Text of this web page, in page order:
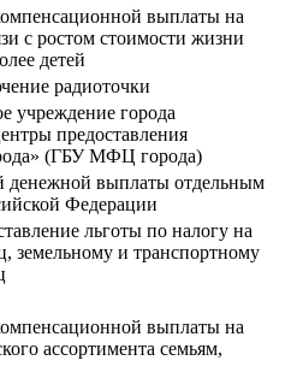
выплаты на
с ростом стоимости жизни
детей
радиоточки
учреждение города
предоставления
(ГБУ МФЦ города)
денежной выплаты отдельным
Федерации
льготы по налогу на
земельному и транспортному
выплаты на
ассортимента семьям,